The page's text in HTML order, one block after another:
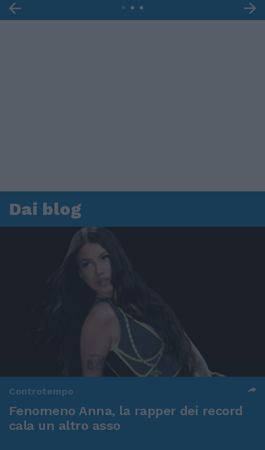
Dai blog
Controtempo
Fenomeno Anna, la rapper dei record
cala un altro asso